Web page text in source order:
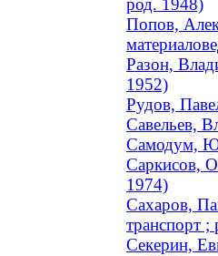
род. 1948)
Попов,
Разон,
1952)
Рудов,
Савельев,
Самодум,
Саркисов,
1974)
Сахаров,
транспорт ;
Секерин,